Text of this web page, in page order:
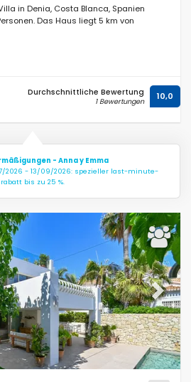
in Denia, Costa Blanca, Spanien
Das Haus liegt 5 km von
Durchschnittliche Bewertung
1 Bewertungen 10,0
- Anna y Emma
2026 - 13/09/2026: spezieller last-minute-
rabatt bis zu 25 %.
Next